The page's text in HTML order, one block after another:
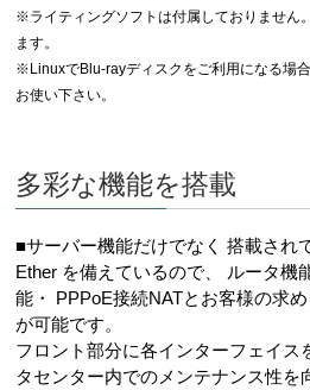
※ライティングソフトは付属しておりません
ます。
※LinuxでBlu-rayディスクをご利用になる場
お使い下さい。
多彩な機能を搭載
■サーバー機能だけでなく 搭載され
Ether を備えているので、 ルータ機
能・ PPPoE接続NATとお客様の求
が可能です。
フロント部分に各インターフェイス
タセンター内でのメンテナンス性を